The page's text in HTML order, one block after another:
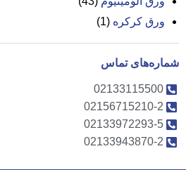
ورق کرکره (1)
شماره‌های تماس
02133115500
02156715210-2
02133972293-5
02133943870-2